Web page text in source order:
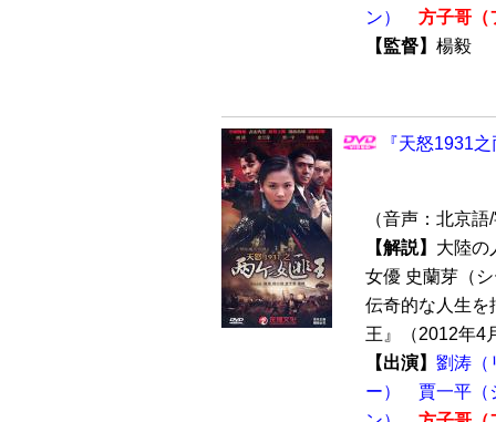
ン）
方子哥（
【監督】 楊毅
『天怒1931
（音声：北京
【解説】 大陸の
女優 史蘭芽（
伝奇的な人生を
王』（2012年4
【出演】 劉涛（
ー）
賈一平（